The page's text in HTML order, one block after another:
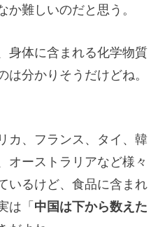
か難しいのだと思う。
身体に含まれる化学物質
分かりそうだけどね。
カ、フランス、タイ、韓
オーストラリアなど様々
いるけど、食品に含まれ
は「中国は下から数えた